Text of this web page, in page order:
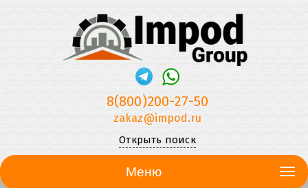
8(800)200-27-50
zakaz@impod.ru
Открыть поиск
Меню